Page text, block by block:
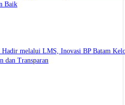
Baik
Hadir melalui LMS, Inovasi BP Batam
dan Transparan